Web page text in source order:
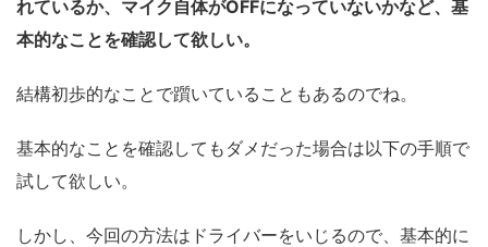
れているか、マイク自体がOFFになっていないかなど、基
本的なことを確認して欲しい。
結構初歩的なことで躓いていることもあるのでね。
基本的なことを確認してもダメだった場合は以下の手順で
試して欲しい。
しかし、今回の方法はドライバーをいじるので、基本的に